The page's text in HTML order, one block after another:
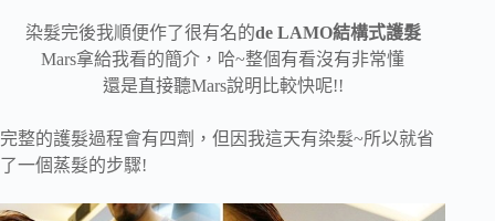
染髮完後我順便作了很有名的de LAMO結構式護髮
Mars拿給我看的簡介，哈~整個有看沒有非常懂
還是直接聽Mars說明比較快呢!!
完整的護髮過程會有四劑，但因我這天有染髮~所以就省
了一個蒸髮的步驟!